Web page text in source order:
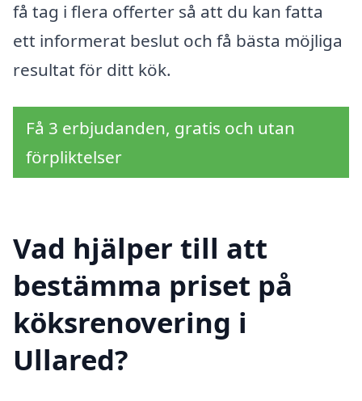
få tag i flera offerter så att du kan fatta
ett informerat beslut och få bästa möjliga
resultat för ditt kök.
Få 3 erbjudanden, gratis och utan
förpliktelser
Vad hjälper till att
bestämma priset på
köksrenovering i
Ullared?